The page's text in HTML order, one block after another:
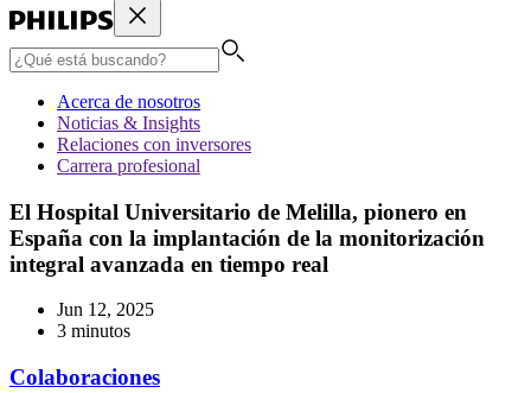
Acerca de nosotros
Noticias & Insights
Relaciones con inversores
Carrera profesional
El Hospital Universitario de Melilla, pionero en
España con la implantación de la monitorización
integral avanzada en tiempo real
Jun 12, 2025
3 minutos
Colaboraciones